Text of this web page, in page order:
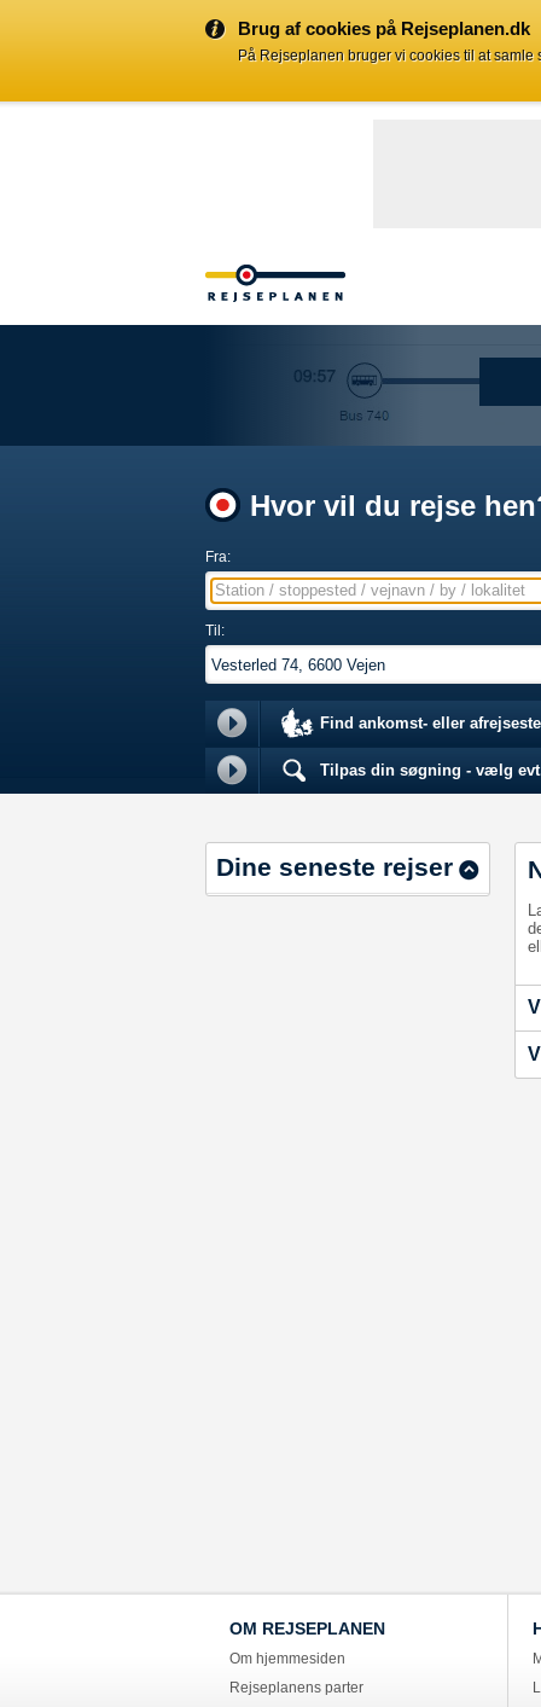
Brug af cookies på Rejseplanen.dk
På Rejseplanen bruger vi cookies til at
Hvor vil du rejse
Fra:
Station / stoppested / vejnavn / by / lokalitet
Til:
Find ankomst- eller
Tilpas din søgning - vælg
Dine seneste rejser
OM REJSEPLANEN
Om hjemmesiden
Rejseplanens parter